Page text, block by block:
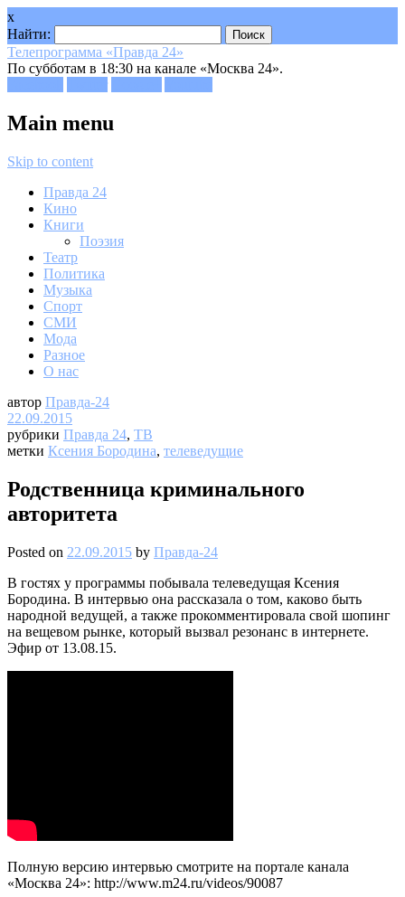
x
Найти:
Телепрограмма «Правда 24»
По субботам в 18:30 на канале «Москва 24».
Main menu
Skip to content
Правда 24
Кино
Книги
Поэзия
Театр
Политика
Музыка
Спорт
СМИ
Мода
Разное
О нас
автор Правда-24
22.09.2015
рубрики Правда 24, ТВ
метки Ксения Бородина, телеведущие
Родственница криминального
авторитета
Posted on 22.09.2015 by Правда-24
В гостях у программы побывала телеведущая Ксения
Бородина. В интервью она рассказала о том, каково быть
народной ведущей, а также прокомментировала свой шопинг
на вещевом рынке, который вызвал резонанс в интернете.
Эфир от 13.08.15.
Полную версию интервью смотрите на портале канала
«Москва 24»: http://www.m24.ru/videos/90087